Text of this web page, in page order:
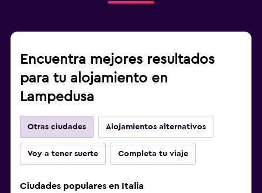
Encuentra mejores resultados
para tu alojamiento en
Lampedusa
Otras ciudades Alojamientos alternativos
Voy a tener suerte Completa tu viaje
Ciudades populares en Italia